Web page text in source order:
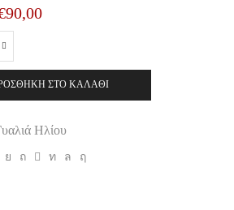
90,00
ΣΤΟ ΚΑΛΆΘΙ
Ηλίου